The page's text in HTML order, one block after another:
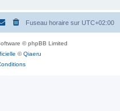
Fuseau horaire sur UTC+02:00
© phpBB Limited
©Qiaeru